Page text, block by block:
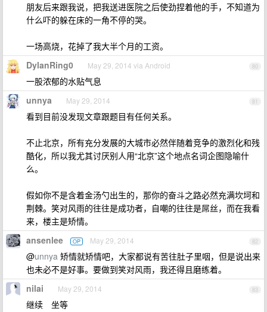
朋友后来跟我说，把我送进医院之后使劲捏着他的手，不知道为
什么吓的躲在床的一角不停的哭。
一场高烧，花掉了我大半个月的工资。
80
DylanRing0 May 29, 2014 via Android
一股浓郁的水贴气息
81
unnya May 29, 2014
看到目前没发现文章跟题目有任何关系。
不止北京，所有充分发展的大城市必然伴随着竞争的激烈化和残
酷化，所以我尤其讨厌别人用“北京”这个地点名词企图隐喻什
么。
假如你不是含着金汤勺出生的，那你的奋斗之路必然充满坎坷和
荆棘。笑对风雨的往往是成功者，自嘲的往往是屌丝，而在我看
来，楼主是矫情。
82
ansenlee OP May 29, 2014
@unnya 矫情就矫情吧，大家都说有苦往肚子里咽，但是说出来
也未必不是好事。要做到笑对风雨，我还得且磨练着。
83
nilai May 29, 2014
继续 坐等